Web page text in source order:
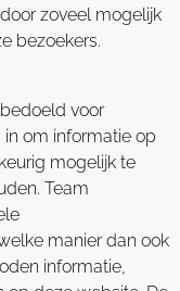
zoveel mogelijk
bezoekers.
voor
om informatie op
mogelijk te
Team
manier dan ook
informatie,